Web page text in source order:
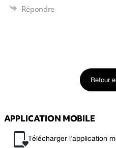
Répondre
Retour
APPLICATION MOBILE
Télécharger l’application